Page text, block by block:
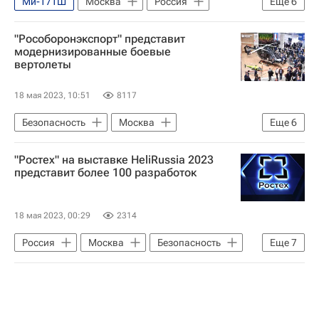
Александр Михеев
Рособоронэкспорт
Ростех
Ми-35М
В мире
Безопасность
"Рособоронэкспорт" представит
модернизированные боевые
вертолеты
18 мая 2023, 10:51 8117
Еще6
Безопасность
Москва
Александр Михеев
Рособоронэкспорт
Технологии
Ка-52 "Аллигатор"
"Ростех" на выставке HeliRussia 2023
представит более 100 разработок
18 мая 2023, 00:29 2314
Еще7
Россия Москва
Безопасность
Ростех
Технологии